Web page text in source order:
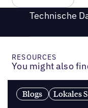
Technische
RESOURCES
You might also
Blogs Lokales